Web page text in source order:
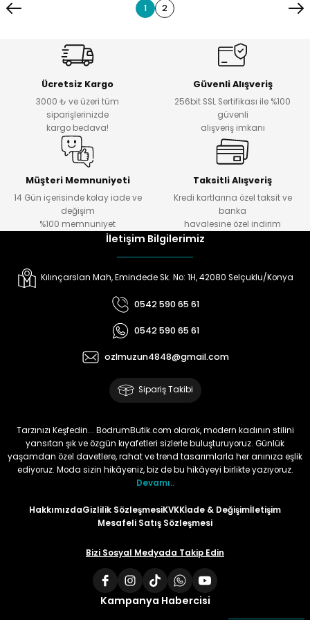
1 2
Ücretsiz Kargo
3000 ₺ ve üzeri tüm
siparişlerinizde
kargo bedava!
Güvenli Alışveriş
256bit SSL Sertifikası ile %100
güvenli
alışveriş imkanı
Müşteri Memnuniyeti
14 Gün içerisinde kolay iade ve
değişim
%100 memnuniyet
Taksitli Alışveriş
Kredi kartlarına özel taksit ve
banka
havalesine özel indirim
İletişim Bilgilerimiz
Kılınçarslan Mah, Emindede Sk. No: 1H, 42080 Selçuklu/Konya
0542 590 65 61
0542 590 65 61
ozlmuzun4848@gmail.com
Sipariş Takibi
Tarzınızı Keşfedin... BodrumButik.com olarak, modern kadının stilini
yansıtan şık ve özgün kıyafetleri sizlerle buluşturuyoruz. Günlük
yaşamdan özel davetlere, rahat ve trend tasarımlarla her anınıza eşlik
ediyoruz. Moda sizin hikâyeniz, biz de bu hikâyeyi birlikte yazıyoruz.
Devamı..
HakkımızdaGizlilik SözleşmesiKVKKİade & Değişimİletişim
Mesafeli Satış Sözleşmesi
Bizi Sosyal Medyada Takip Edin
Kampanya Habercisi